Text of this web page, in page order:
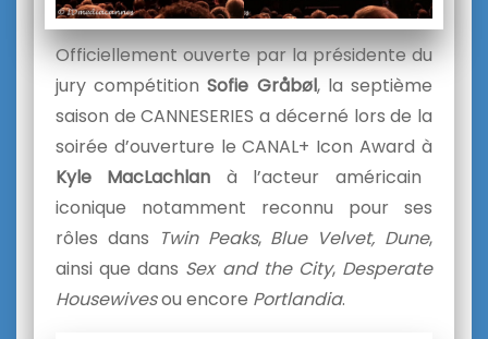
Officiellement ouverte par la présidente du
jury compétitionSofie Gråbøl, la septième
saison de CANNESERIES a décerné lors de la
soirée d’ouverture le CANAL+ Icon Award à
Kyle MacLachlan à l’acteur américain
iconique notamment reconnu pour ses
rôles dans Twin Peaks, Blue Velvet, Dune,
ainsi que dans Sex and the City, Desperate
Housewivesou encore Portlandia.